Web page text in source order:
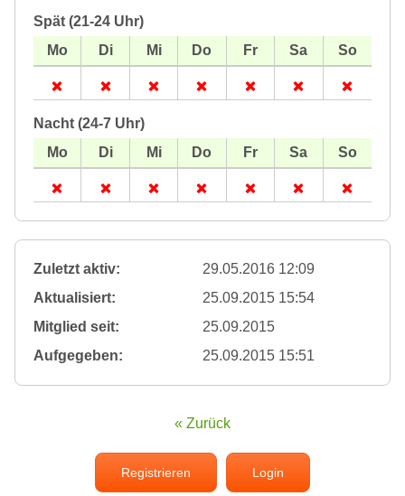
Spät (21-24 Uhr)
Nacht (24-7 Uhr)
Zuletzt aktiv:
29.05.2016 12:09
Aktualisiert:
25.09.2015 15:54
Mitglied seit:
25.09.2015
Aufgegeben:
25.09.2015 15:51
« Zurück
Registrieren Login